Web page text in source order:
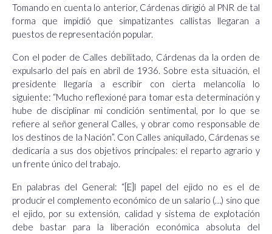
Tomando en cuenta lo anterior, Cárdenas dirigió al PNR de tal
forma que impidió que simpatizantes callistas llegaran a
puestos de representación popular.
Con el poder de Calles debilitado, Cárdenas da la orden de
expulsarlo del país en abril de 1936. Sobre esta situación, el
presidente llegaría a escribir con cierta melancolía lo
siguiente: “Mucho reflexioné para tomar esta determinación y
hube de disciplinar mi condición sentimental, por lo que se
refiere al señor general Calles, y obrar como responsable de
los destinos de la Nación”. Con Calles aniquilado, Cárdenas se
dedicaría a sus dos objetivos principales: el reparto agrario y
un frente único del trabajo.
En palabras del General: “[E]l papel del ejido no es el de
producir el complemento económico de un salario (…) sino que
el ejido, por su extensión, calidad y sistema de explotación
debe bastar para la liberación económica absoluta del